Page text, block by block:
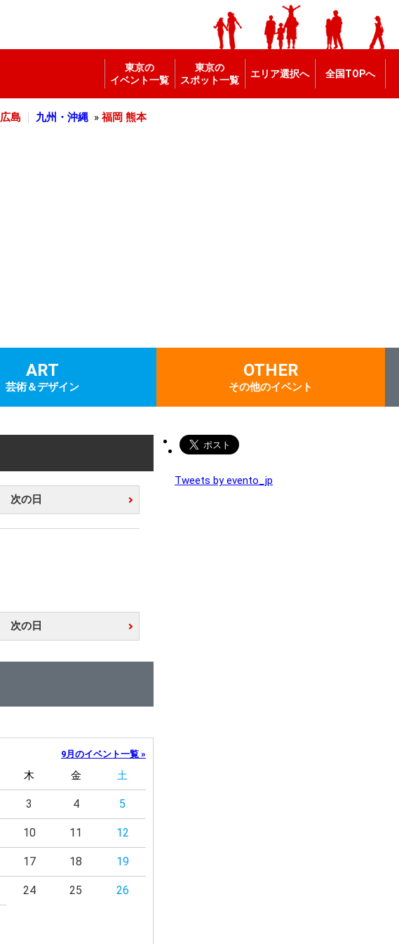
東京の
イベント一覧
東京の
スポット一覧
エリア選択へ 全国TOPへ
広島 九州・沖縄 » 福岡 熊本
ART
芸術＆デザイン
OTHER
その他のイベント
次の日
次の日
9月のイベント一覧 »
木 金 土
3 4 5
10 11 12
17 18 19
24 25 26
Tweets by evento_jp